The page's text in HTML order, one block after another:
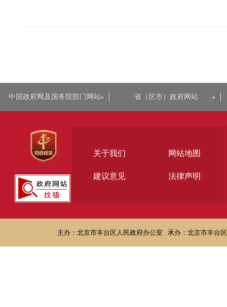
中国政府网及国务院部门网站 省（区市）政府网站
关于我们 网站地图
建议意见 法律声明
主办：北京市丰台区人民政府办公室 承办：北京市丰台